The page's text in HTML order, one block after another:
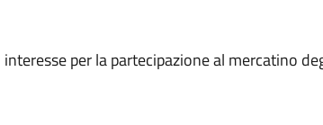
per la partecipazione al mercatino